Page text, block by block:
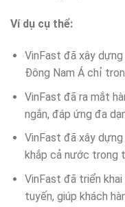
Ví dụ cụ thể:
VinFast đã xây
Đông Nam Á chỉ
VinFast đã ra mắt
ngắn, đáp ứng đa
VinFast đã xây
khắp cả nước trong
VinFast đã triển
tuyến, giúp khách